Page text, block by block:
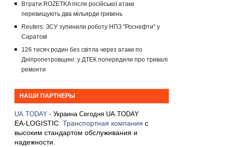
Втрати ROZETKA після російської атаки
перевищують два мільярди гривень
Reuters: ЗСУ зупинили роботу НПЗ "Роснефти" у
Саратові
126 тисяч родин без світла через атаки по
Дніпропетровщині: у ДТЕК попередили про тривалі
ремонти
НАШИ ПАРТНЕРЫ
UA.TODAY - Украина Сегодня UA.TODAY
EA-LOGISTIC: Транспортная компания с
высоким стандартом обслуживания и
надежности.